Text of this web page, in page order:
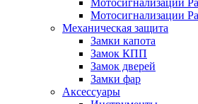
Мотосигнализации
Мотосигнализации
Механическая защита
Замки капота
Замок КПП
Замок дверей
Замки фар
Аксессуары